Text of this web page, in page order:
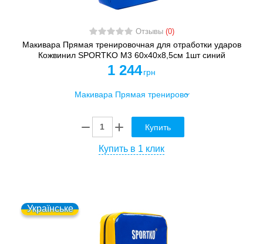
Отзывы (0)
Макивара Прямая тренировочная для отработки ударов
Кожвинил SPORTKO M3 60x40x8,5см 1шт синий
1 244 грн
Купить
Купить в 1 клик
Українське